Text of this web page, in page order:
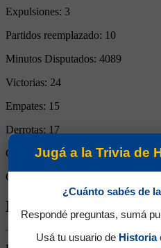
Expulsiones: 3
Partidos reemplazado: 10
Minutos Disputados: 4089
Victorias: 24
Empates: 15
Derrotas: 17
Goles de Boca:85
Goles rivales:
Biografía de Claudio
Jugá a la Trivia de
¿Cuánto sabés de
Respondé preguntas, sumá
Usá tu usuario de Historia